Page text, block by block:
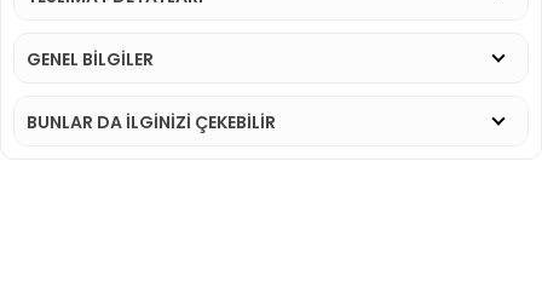
GENEL BİLGİLER
BUNLAR DA İLGINIZI ÇEKEBILIR